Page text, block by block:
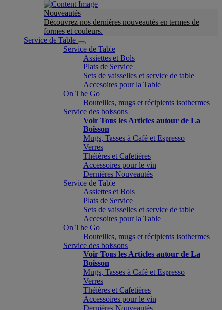
Nouveautés
Découvrez nos dernières nouveautés en termes de
formes et couleurs.
Service de Table
Service de Table
Assiettes et Bols
Plats de Service
Sets de vaisselles et service de table
Accesoires pour la Table
On The Go
Bouteilles, mugs et récipients isothermes
Service des boissons
Voir Tous les Articles autour de La
Boisson
Mugs, Tasses à Café et Espresso
Verres
Théières et Cafetières
Accessoires pour le vin
Dernières Nouveautés
Service de Table
Assiettes et Bols
Plats de Service
Sets de vaisselles et service de table
Accesoires pour la Table
On The Go
Bouteilles, mugs et récipients isothermes
Service des boissons
Voir Tous les Articles autour de La
Boisson
Mugs, Tasses à Café et Espresso
Verres
Théières et Cafetières
Accessoires pour le vin
Dernières Nouveautés